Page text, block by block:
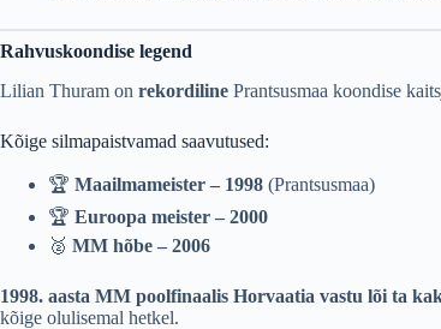
Rahvuskoondise legend
Lilian Thuram on rekordiline Prantsusmaa koondise
Kõige silmapaistvamad saavutused:
🏆 Maailmameister – 1998 (Prantsusmaa)
🏆 Euroopa meister – 2000
🥈 MM hõbe – 2006
1998. aasta MM poolfinaalis Horvaatia vastu lõi ta
kõige olulisemal hetkel.